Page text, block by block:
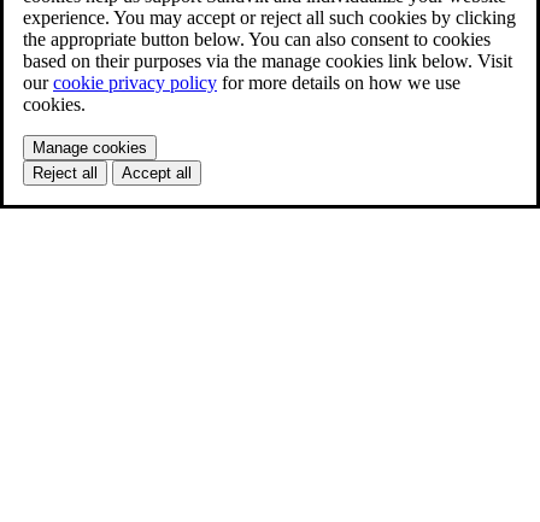
experience. You may accept or reject all such cookies by clicking
the appropriate button below. You can also consent to cookies
based on their purposes via the manage cookies link below. Visit
ourcookie privacy policy for more details on how we use
cookies.
Manage cookies
Reject all
Accept all